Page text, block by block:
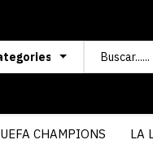
UEFA CHAMPIONS LA